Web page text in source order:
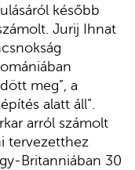
később
Jurij Ihnat
meg”, a
alatt áll”.
arról számolt
tervezetthez
Britanniában 30